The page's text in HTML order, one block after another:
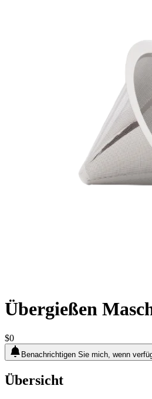
Übergießen
$0
Benachrichtigen Sie mich, wenn
Übersicht